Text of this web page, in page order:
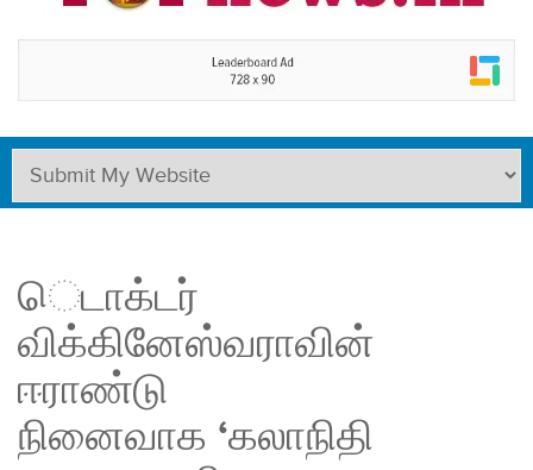
ெடாக்டர்
விக்கினேஸ்வராவின்
ஈராண்டு
நினைவாக ‘கலாநிதி